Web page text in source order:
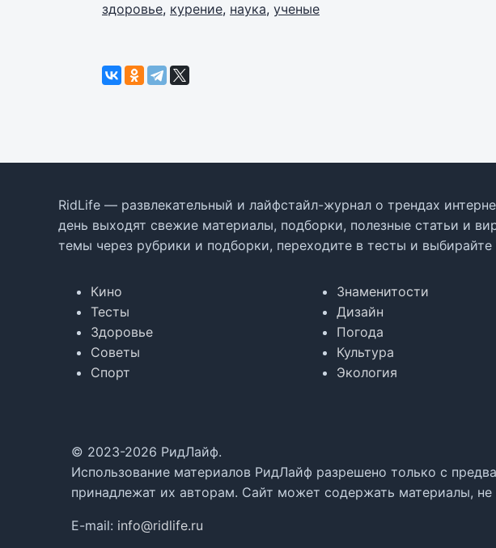
здоровье, курение, наука, ученые
RidLife — развлекательный и лайфстайл-журнал о трендах
день выходят свежие материалы, подборки, полезные статьи и
темы через рубрики и подборки, переходите в тесты и
Кино
Тесты
Здоровье
Советы
Спорт
Знаменитости
Дизайн
Погода
Культура
Экология
© 2023-2026 РидЛайф.
Использование материалов РидЛайф разрешено только с
принадлежат их авторам. Сайт может содержать материалы,
E-mail: info@ridlife.ru